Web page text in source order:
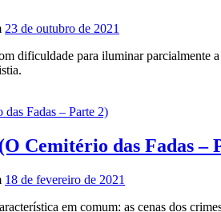
23 de outubro de 2021
dificuldade para iluminar parcialmente
Fadas – Parte 2)
Cemitério das Fadas –
18 de fevereiro de 2021
em comum: as cenas dos